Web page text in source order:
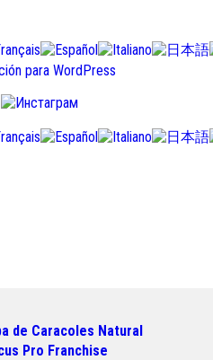
de Caracoles Natural
Pro Franchise